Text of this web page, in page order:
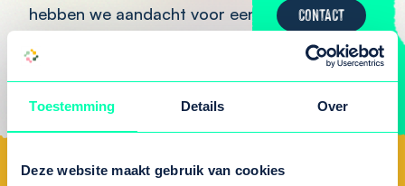
Toestemming Details Over
Deze website maakt gebruik van cookies
hebben we aandacht voor een herkenbare
borging van kwaliteit.
CONTACT